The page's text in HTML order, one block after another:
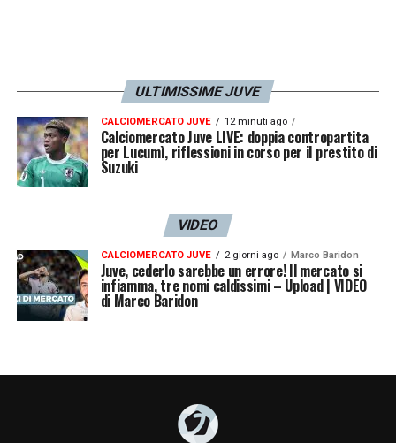
ULTIMISSIME JUVE
CALCIOMERCATO JUVE 12 minuti ago
Calciomercato Juve LIVE: doppia contropartita
per Lucumì, riflessioni in corso per il prestito di
Suzuki
VIDEO
CALCIOMERCATO JUVE 2 giorni ago Marco Baridon
Juve, cederlo sarebbe un errore! Il mercato si
infiamma, tre nomi caldissimi – Upload | VIDEO
di Marco Baridon